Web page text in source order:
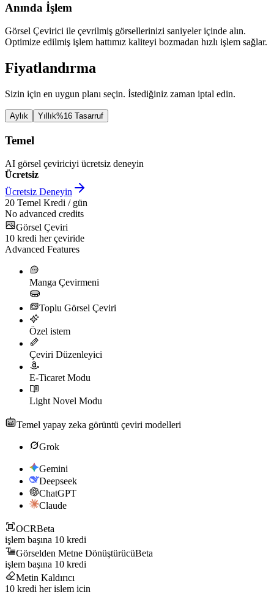
Anında İşlem
Görsel Çevirici ile çevrilmiş görsellerinizi saniyeler içinde alın.
Optimize edilmiş işlem hattımız kaliteyi bozmadan hızlı işlem sağlar.
Fiyatlandırma
Sizin için en uygun planı seçin. İstediğiniz zaman iptal edin.
Aylık Yıllık%16 Tasarruf
Temel
AI görsel çeviriciyi ücretsiz deneyin
Ücretsiz
Ücretsiz Deneyin
20 Temel Kredi / gün
No advanced credits
Görsel Çeviri
10 kredi her çeviride
Advanced Features
Manga Çevirmeni
Toplu Görsel Çeviri
Özel istem
Çeviri Düzenleyici
E-Ticaret Modu
Light Novel Modu
Temel yapay zeka görüntü çeviri modelleri
Grok
Gemini
Deepseek
ChatGPT
Claude
OCRBeta
işlem başına 10 kredi
Görselden Metne DönüştürücüBeta
işlem başına 10 kredi
Metin Kaldırıcı
10 kredi her işlem için